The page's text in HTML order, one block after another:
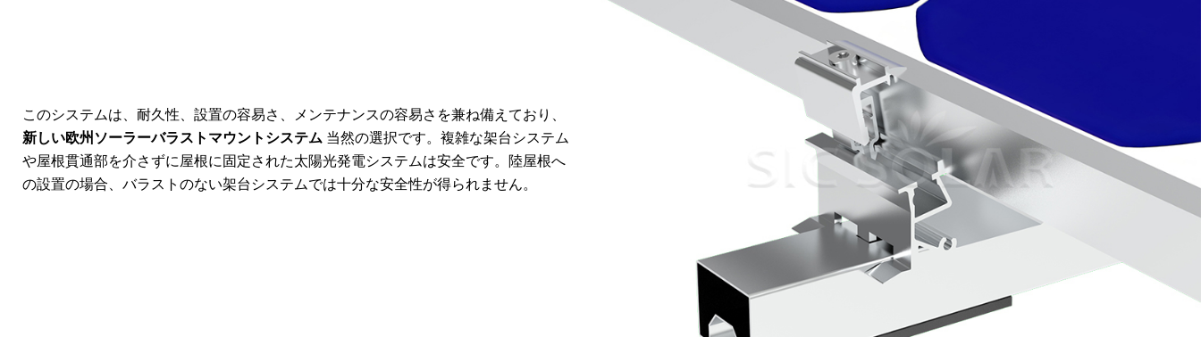
このシステムは、耐久性、設置の容易さ、メンテナンスの容易さを兼ね備えており、
新しい欧州ソーラーバラストマウントシステム 当然の選択です。複雑な架台システム
や屋根貫通部を介さずに屋根に固定された太陽光発電システムは安全です。陸屋根へ
の設置の場合、バラストのない架台システムでは十分な安全性が得られません。